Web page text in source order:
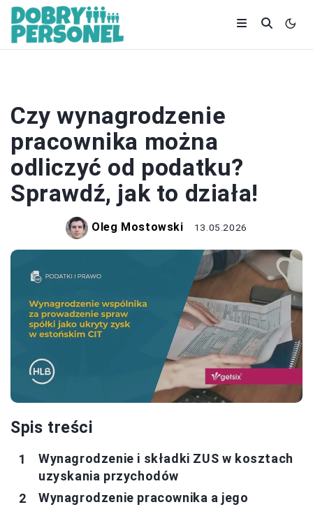
Czy wynagrodzenie
pracownika można
odliczyć od podatku?
Sprawdź, jak to działa!
Oleg Mostowski 13.05.2026
Spis treści
Wynagrodzenie i składki ZUS w kosztach
uzyskania przychodów
Wynagrodzenie pracownika a jego